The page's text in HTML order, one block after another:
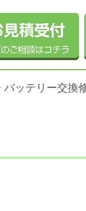
バッテリー交換